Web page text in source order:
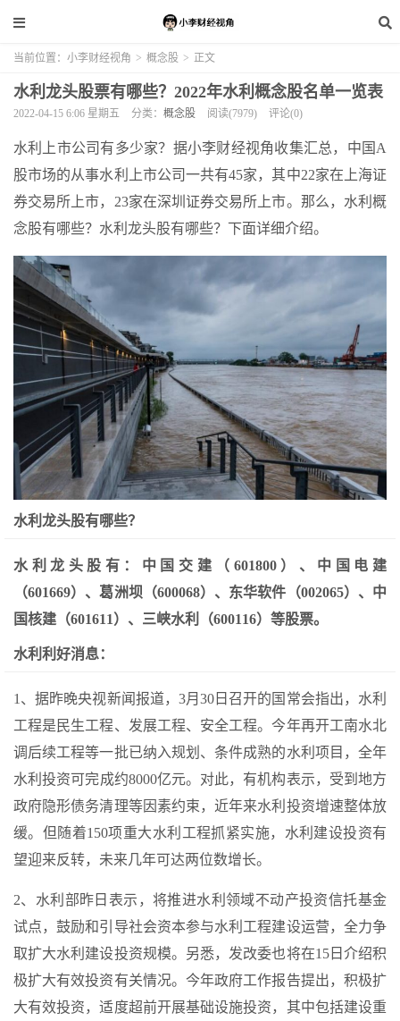
当前位置： 小李财经视角 > 概念股 > 正文
水利龙头股票有哪些？2022年水利概念股名单一览表
2022-04-15 6:06 星期五 分类： 概念股 阅读(7979) 评论(0)
水利上市公司有多少家？据小李财经视角收集汇总，中国A
股市场的从事水利上市公司一共有45家，其中22家在上海证
券交易所上市，23家在深圳证券交易所上市。那么，水利概
念股有哪些？水利龙头股有哪些？下面详细介绍。
水利龙头股有哪些？
水利龙头股有：中国交建（601800）、中国电建
（601669）、葛洲坝（600068）、东华软件（002065）、中
国核建（601611）、三峡水利（600116）等股票。
水利利好消息：
1、据昨晚央视新闻报道，3月30日召开的国常会指出，水利
工程是民生工程、发展工程、安全工程。今年再开工南水北
调后续工程等一批已纳入规划、条件成熟的水利项目，全年
水利投资可完成约8000亿元。对此，有机构表示，受到地方
政府隐形债务清理等因素约束，近年来水利投资增速整体放
缓。但随着150项重大水利工程抓紧实施，水利建设投资有
望迎来反转，未来几年可达两位数增长。
2、水利部昨日表示，将推进水利领域不动产投资信托基金
试点，鼓励和引导社会资本参与水利工程建设运营，全力争
取扩大水利建设投资规模。另悉，发改委也将在15日介绍积
极扩大有效投资有关情况。今年政府工作报告提出，积极扩
大有效投资，适度超前开展基础设施投资，其中包括建设重